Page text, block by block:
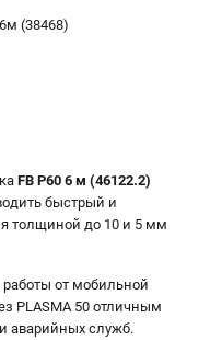
(38468)
FB P60 6 м (46122.2)
быстрый и
толщиной до 10 и 5 мм
от мобильной
PLASMA 50 отличным
аварийных служб.